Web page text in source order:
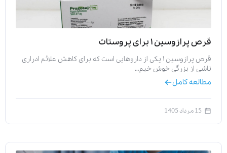
قرص پرازوسین ۱ برای پروستات
قرص پرازوسین ۱ یکی از داروهایی است که برای کاهش علائم ادراری
ناشی از بزرگی خوش خیم…
مطالعه کامل
15 مرداد 1405